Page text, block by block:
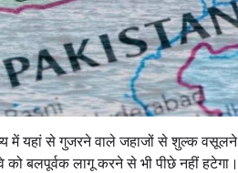
में यहां से गुजरने वाले जहाजों से शुल्क वसूलने
बलपूर्वक लागू करने से भी पीछे नहीं हटेगा।